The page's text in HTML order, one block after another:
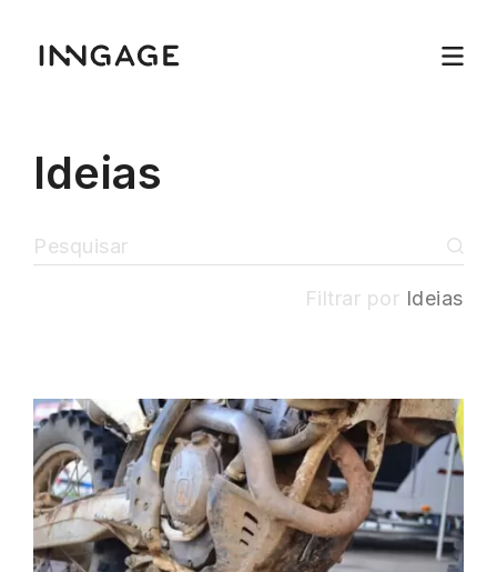
Ideias
Filtrar por Ideias